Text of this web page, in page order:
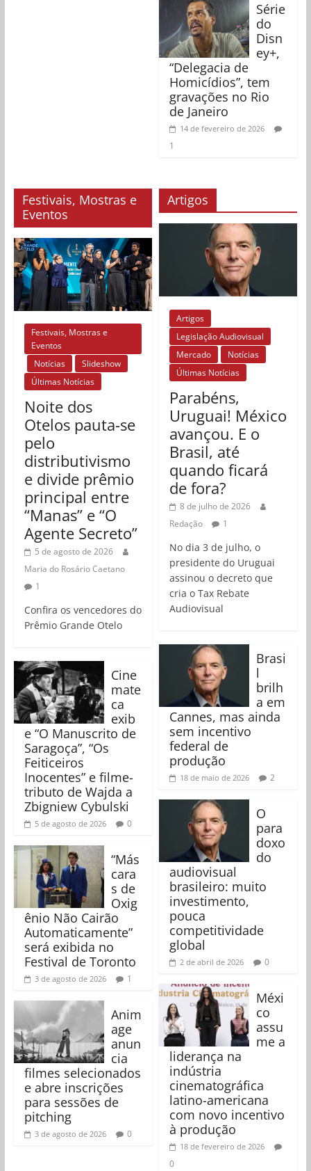
Série
do
Disn
ey+,
“Delegacia de
Homicídios”, tem
gravações no Rio
de Janeiro
14 de fevereiro de 2026
1
Festivais, Mostras e
Eventos
Festivais, Mostras e
Eventos
Notícias
Slideshow
Últimas Notícias
Noite dos
Otelos pauta-se
pelo
distributivismo
e divide prêmio
principal entre
“Manas” e “O
Agente Secreto”
5 de agosto de 2026
Maria do Rosário Caetano
1
Confira os vencedores do
Prêmio Grande Otelo
Cine
mate
ca
exib
e “O Manuscrito de
Saragoça”, “Os
Feiticeiros
Inocentes” e filme-
tributo de Wajda a
Zbigniew Cybulski
5 de agosto de 2026 0
“Más
cara
s de
Oxig
ênio Não Cairão
Automaticamente”
será exibida no
Festival de Toronto
3 de agosto de 2026 1
Anim
age
anun
cia
filmes selecionados
e abre inscrições
para sessões de
pitching
3 de agosto de 2026 0
Artigos
Artigos
Legislação Audiovisual
Mercado
Notícias
Últimas Notícias
Parabéns,
Uruguai! México
avançou. E o
Brasil, até
quando ficará
de fora?
8 de julho de 2026
Redação
1
No dia 3 de julho, o
presidente do Uruguai
assinou o decreto que
cria o Tax Rebate
Audiovisual
Brasi
l
brilh
a em
Cannes, mas ainda
sem incentivo
federal de
produção
18 de maio de 2026 2
O
para
doxo
do
audiovisual
brasileiro: muito
investimento,
pouca
competitividade
global
2 de abril de 2026 0
Méxi
co
assu
me a
liderança na
indústria
cinematográfica
latino-americana
com novo incentivo
à produção
18 de fevereiro de 2026
0